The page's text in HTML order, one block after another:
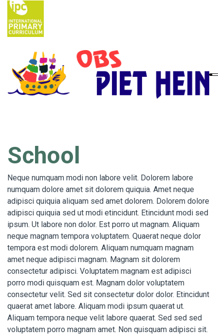
Home
Ouders
IPC
Contact
Vacatures
School
Neque numquam modi non labore velit. Dolorem labore
numquam dolore amet sit dolorem quiquia. Amet neque
adipisci quiquia aliquam sed amet dolorem. Dolorem dolore
adipisci quiquia sed ut modi etincidunt. Etincidunt modi sed
ipsum. Ut labore non dolor. Est porro ut magnam. Aliquam
neque magnam tempora voluptatem. Quaerat neque dolor
tempora est modi dolorem. Aliquam numquam magnam
amet neque adipisci magnam. Magnam sit dolorem
consectetur adipisci. Voluptatem magnam est adipisci
porro modi quisquam est. Magnam dolor voluptatem
consectetur velit. Sed sit consectetur dolor dolor. Etincidunt
quaerat amet labore. Aliquam modi ipsum quaerat ut.
Aliquam tempora neque velit labore quaerat. Sed sed sed
voluptatem porro magnam amet. Non quisquam adipisci sit.